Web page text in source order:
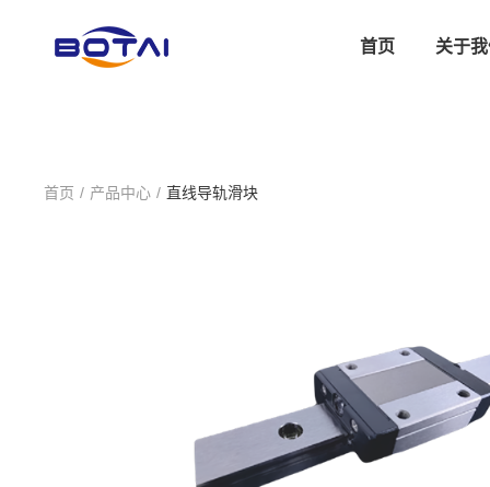
首页 关于
首页 / 产品中心 / 直线导轨滑块